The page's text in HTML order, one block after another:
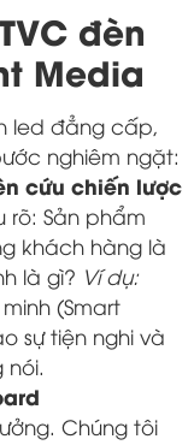
đèn
Media
led đẳng cấp,
nghiêm ngặt:
cứu chiến lược
Sản phẩm
khách hàng là
là gì? Ví dụ:
(Smart
sự tiện nghi và
nói.
Chúng tôi